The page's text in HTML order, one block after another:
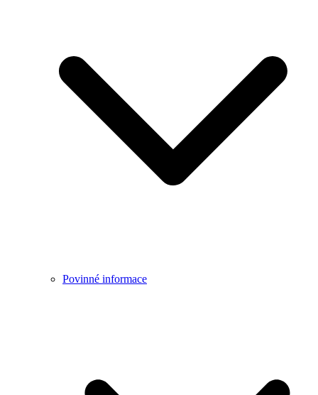
Povinné informace